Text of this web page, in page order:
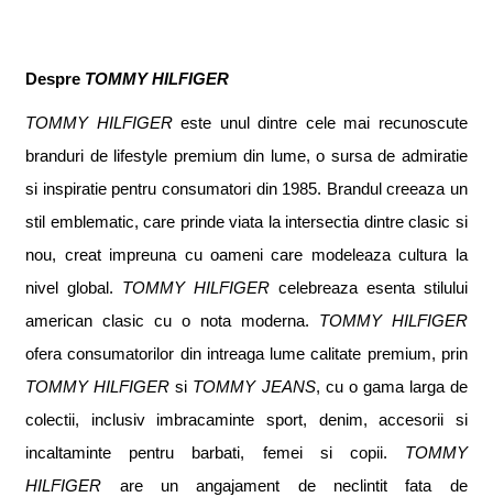
Despre TOMMY HILFIGER
TOMMY HILFIGEReste unul dintre cele mai recunoscute
branduri de lifestyle premium din lume, o sursa de admiratie
si inspiratie pentru consumatori din 1985. Brandul creeaza un
stil emblematic, care prinde viata la intersectia dintre clasic si
nou, creat impreuna cu oameni care modeleaza cultura la
nivel global. TOMMY HILFIGER celebreaza esenta stilului
american clasic cu o nota moderna. TOMMY HILFIGER
ofera consumatorilor din intreaga lume calitate premium, prin
TOMMY HILFIGER si TOMMY JEANS, cu o gama larga de
colectii, inclusiv imbracaminte sport, denim, accesorii si
incaltaminte pentru barbati, femei si copii. TOMMY
HILFIGER are un angajament de neclintit fata de